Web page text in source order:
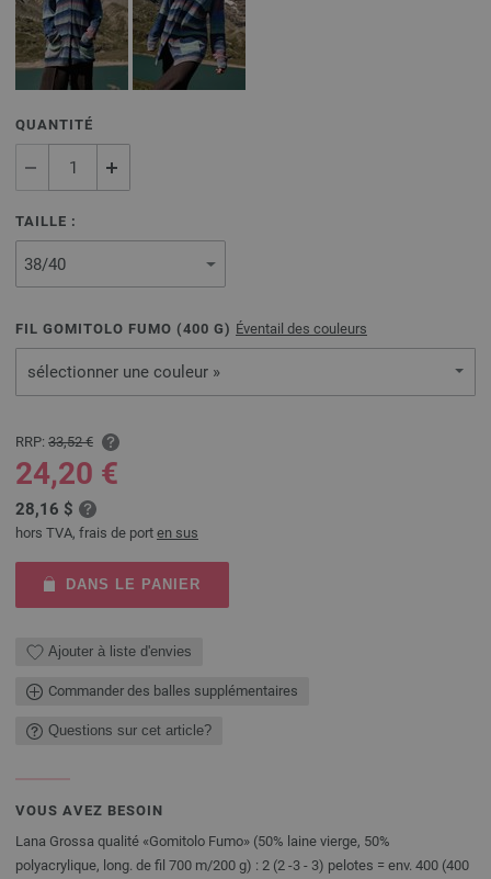
QUANTITÉ
TAILLE :
FIL GOMITOLO FUMO (400 G) Éventail des couleurs
sélectionner une couleur »
RRP: 33,52 €
24,20 €
28,16 $
hors TVA, frais de port en sus
DANS LE PANIER
Ajouter à liste d'envies
Commander des balles supplémentaires
Questions sur cet article?
VOUS AVEZ BESOIN
Lana Grossa qualité «Gomitolo Fumo» (50% laine vierge, 50%
polyacrylique, long. de fil 700 m/200 g) : 2 (2 -3 - 3) pelotes = env. 400 (400